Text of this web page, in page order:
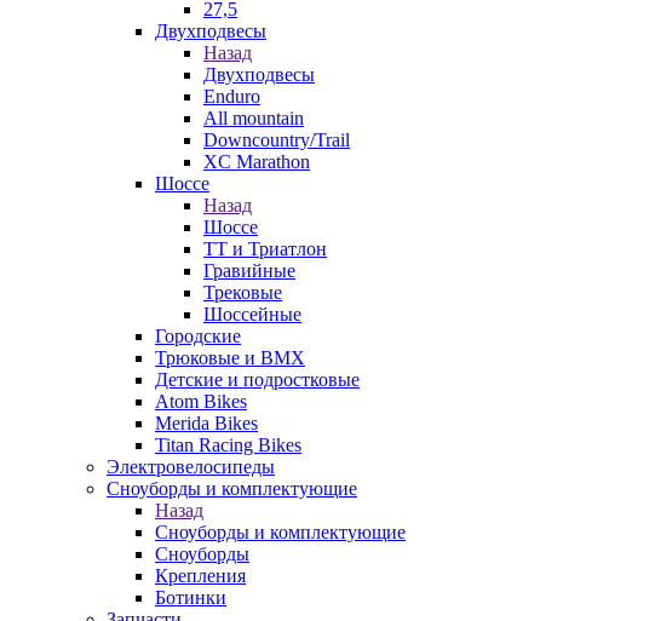
27,5
Двухподвесы
Назад
Двухподвесы
Enduro
All mountain
Downcountry/Trail
XC Marathon
Шоссе
Назад
Шоссе
ТТ и Триатлон
Гравийные
Трековые
Шоссейные
Городские
Трюковые и BMX
Детские и подростковые
Atom Bikes
Merida Bikes
Titan Racing Bikes
Электровелосипеды
Cноуборды и комплектующие
Назад
Cноуборды и комплектующие
Сноуборды
Крепления
Ботинки